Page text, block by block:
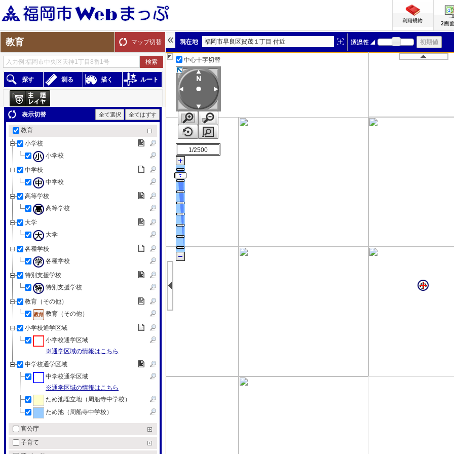
教育 マップ切替
探す 測る 描く ルート
表示切替 全て選択 全てはずす
教育
小学校
小学校
中学校
中学校
高等学校
高等学校
大学
大学
各種学校
各種学校
特別支援学校
特別支援学校
教育（その他）
教育（その他）
小学校通学区域
小学校通学区域
※通学区域の情報はこちら
中学校通学区域
中学校通学区域
※通学区域の情報はこちら
ため池埋立地（周船寺中学校）
ため池（周船寺中学校）
官公庁
子育て
福岡市早良区賀茂１丁目 付近
中心十字切替
1/2500